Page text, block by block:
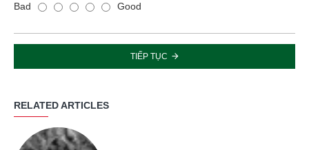
Bad
Good
TIẾP TỤC
RELATED ARTICLES